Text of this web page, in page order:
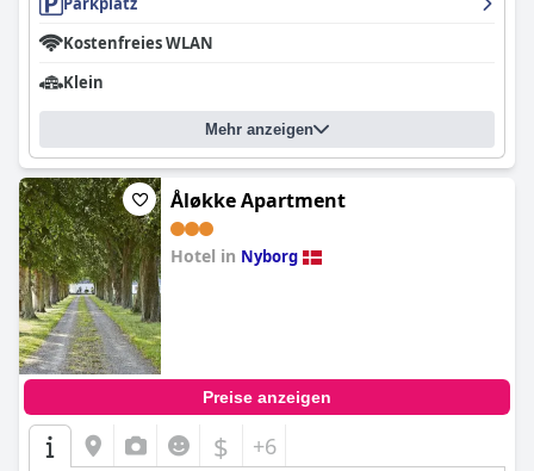
Kostenfreies WLAN
Klein
Mehr anzeigen
Åløkke Apartment
Hotel in Nyborg
Preise anzeigen
$ +6